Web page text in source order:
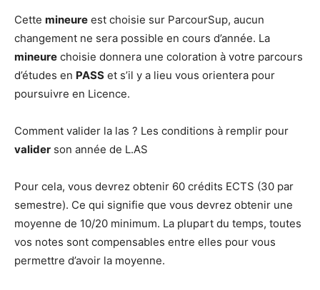
Cette mineure est choisie sur ParcourSup, aucun
changement ne sera possible en cours d’année. La
mineure choisie donnera une coloration à votre parcours
d’études en PASS et s’il y a lieu vous orientera pour
poursuivre en Licence.
Comment valider la las ? Les conditions à remplir pour
valider son année de L.AS
Pour cela, vous devrez obtenir 60 crédits ECTS (30 par
semestre). Ce qui signifie que vous devrez obtenir une
moyenne de 10/20 minimum. La plupart du temps, toutes
vos notes sont compensables entre elles pour vous
permettre d’avoir la moyenne.